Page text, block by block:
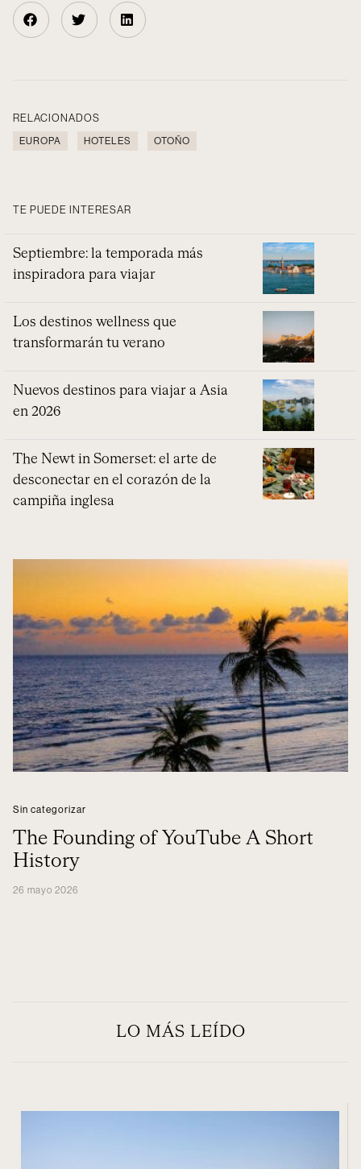
RELACIONADOS
EUROPA HOTELES OTOÑO
TE PUEDE INTERESAR
Septiembre: la temporada más
inspiradora para viajar
Los destinos wellness que
transformarán tu verano
Nuevos destinos para viajar a Asia
en 2026
The Newt in Somerset: el arte de
desconectar en el corazón de la
campiña inglesa
Sin categorizar
The Founding of YouTube A Short
History
26 mayo 2026
LO MÁS LEÍDO